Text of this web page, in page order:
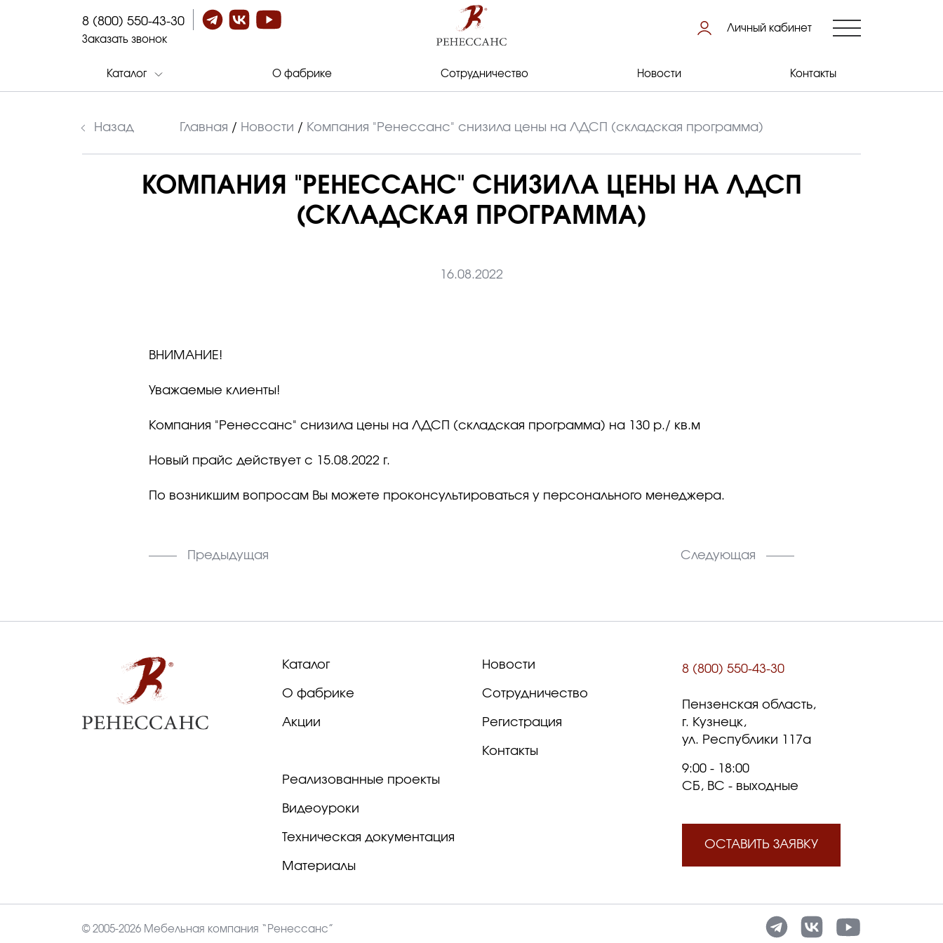
8 (800) 550-43-30
Заказать звонок
Личный кабинет
Каталог О фабрике Сотрудничество Новости Контакты
Назад Главная / Новости / Компания "Ренессанс" снизила цены на ЛДСП (складская программа)
КОМПАНИЯ "РЕНЕССАНС" СНИЗИЛА ЦЕНЫ НА ЛДСП
(СКЛАДСКАЯ ПРОГРАММА)
16.08.2022
ВНИМАНИЕ!
Уважаемые клиенты!
Компания "Ренессанс" снизила цены на ЛДСП (складская программа) на 130 р./ кв.м
Новый прайс действует с 15.08.2022 г.
По возникшим вопросам Вы можете проконсультироваться у персонального менеджера.
Предыдущая Следующая
Каталог
О фабрике
Акции
Новости
Сотрудничество
Регистрация
Контакты
Реализованные проекты
Видеоуроки
Техническая документация
Материалы
8 (800) 550-43-30
Пензенская область,
г. Кузнецк,
ул. Республики 117а
9:00 - 18:00
СБ, ВС - выходные
ОСТАВИТЬ ЗАЯВКУ
© 2005-2026 Мебельная компания “Ренессанс”